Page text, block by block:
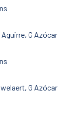
Aguirre, G Azócar
G Azócar